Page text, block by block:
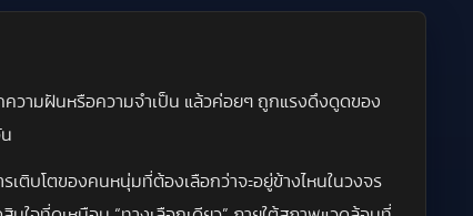
วามฝันหรือความจำเป็น แล้วค่อยๆ ถูกแรงดึงดูดของ
เติบโตของคนหนุ่มที่ต้องเลือกว่าจะอยู่ข้างไหนในวงจร